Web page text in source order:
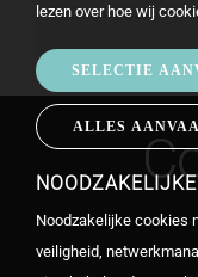
TECHNISCHE
lezen over hoe wij
SELECTIE
ALLES
Noodzakelijke cookies
veiligheid,